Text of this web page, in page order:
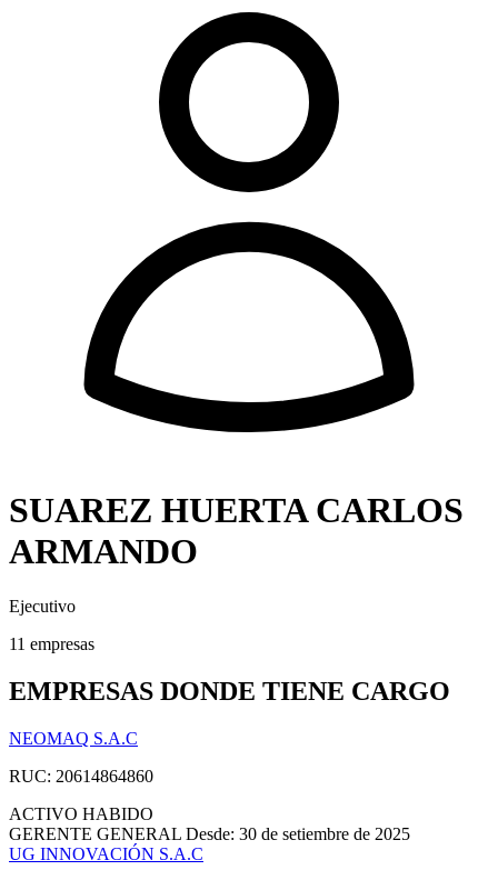
SUAREZ HUERTA CARLOS
ARMANDO
Ejecutivo
11 empresas
EMPRESAS DONDE TIENE CARGO
NEOMAQ S.A.C
RUC: 20614864860
ACTIVO HABIDO
GERENTE GENERAL Desde: 30 de setiembre de 2025
UG INNOVACIÓN S.A.C